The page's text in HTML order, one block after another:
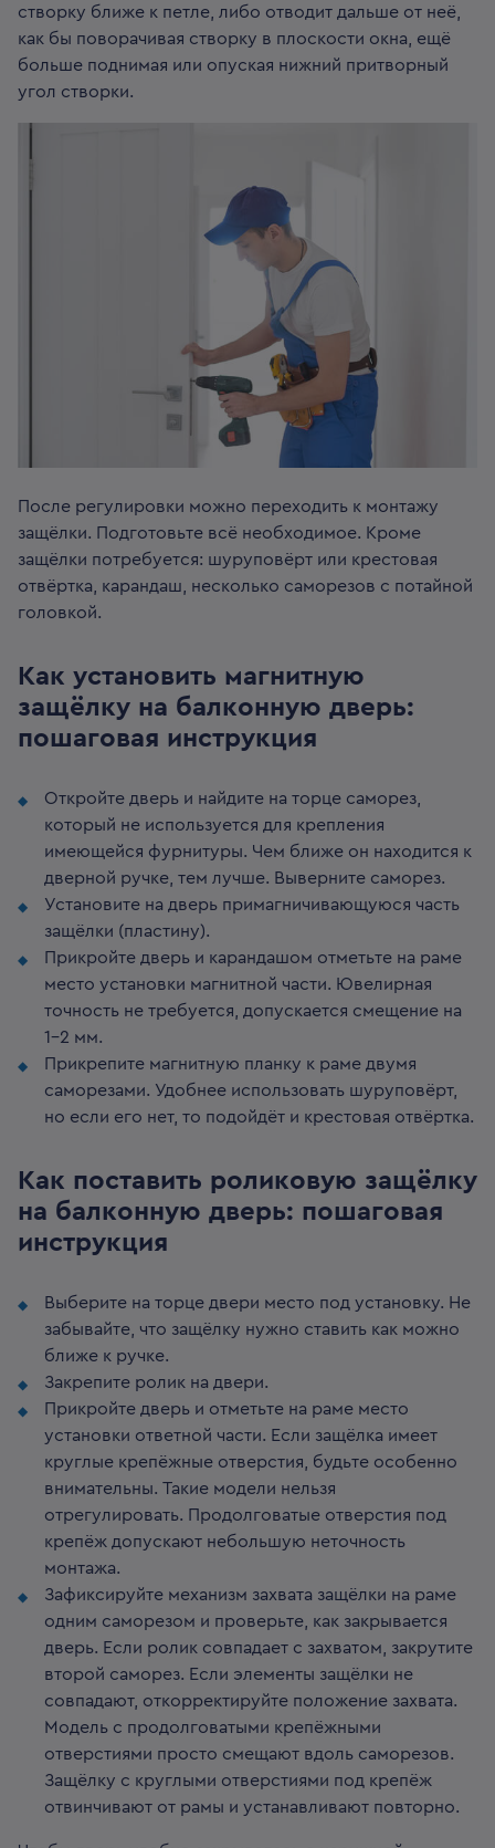
створку ближе к петле, либо отводит дальше от неё,
как бы поворачивая створку в плоскости окна, ещё
больше поднимая или опуская нижний притворный
угол створки.
После регулировки можно переходить к монтажу
защёлки. Подготовьте всё необходимое. Кроме
защёлки потребуется: шуруповёрт или крестовая
отвёртка, карандаш, несколько саморезов с потайной
головкой.
Как установить магнитную
защёлку на балконную дверь:
пошаговая инструкция
Откройте дверь и найдите на торце саморез,
который не используется для крепления
имеющейся фурнитуры. Чем ближе он находится к
дверной ручке, тем лучше. Выверните саморез.
Установите на дверь примагничивающуюся часть
защёлки (пластину).
Прикройте дверь и карандашом отметьте на раме
место установки магнитной части. Ювелирная
точность не требуется, допускается смещение на
1–2 мм.
Прикрепите магнитную планку к раме двумя
саморезами. Удобнее использовать шуруповёрт,
но если его нет, то подойдёт и крестовая отвёртка.
Как поставить роликовую защёлку
на балконную дверь: пошаговая
инструкция
Выберите на торце двери место под установку. Не
забывайте, что защёлку нужно ставить как можно
ближе к ручке.
Закрепите ролик на двери.
Прикройте дверь и отметьте на раме место
установки ответной части. Если защёлка имеет
круглые крепёжные отверстия, будьте особенно
внимательны. Такие модели нельзя
отрегулировать. Продолговатые отверстия под
крепёж допускают небольшую неточность
монтажа.
Зафиксируйте механизм захвата защёлки на раме
одним саморезом и проверьте, как закрывается
дверь. Если ролик совпадает с захватом, закрутите
второй саморез. Если элементы защёлки не
совпадают, откорректируйте положение захвата.
Модель с продолговатыми крепёжными
отверстиями просто смещают вдоль саморезов.
Защёлку с круглыми отверстиями под крепёж
отвинчивают от рамы и устанавливают повторно.